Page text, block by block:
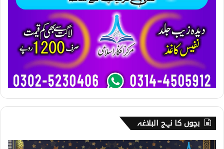
بچوں کا نہج البلاغہ